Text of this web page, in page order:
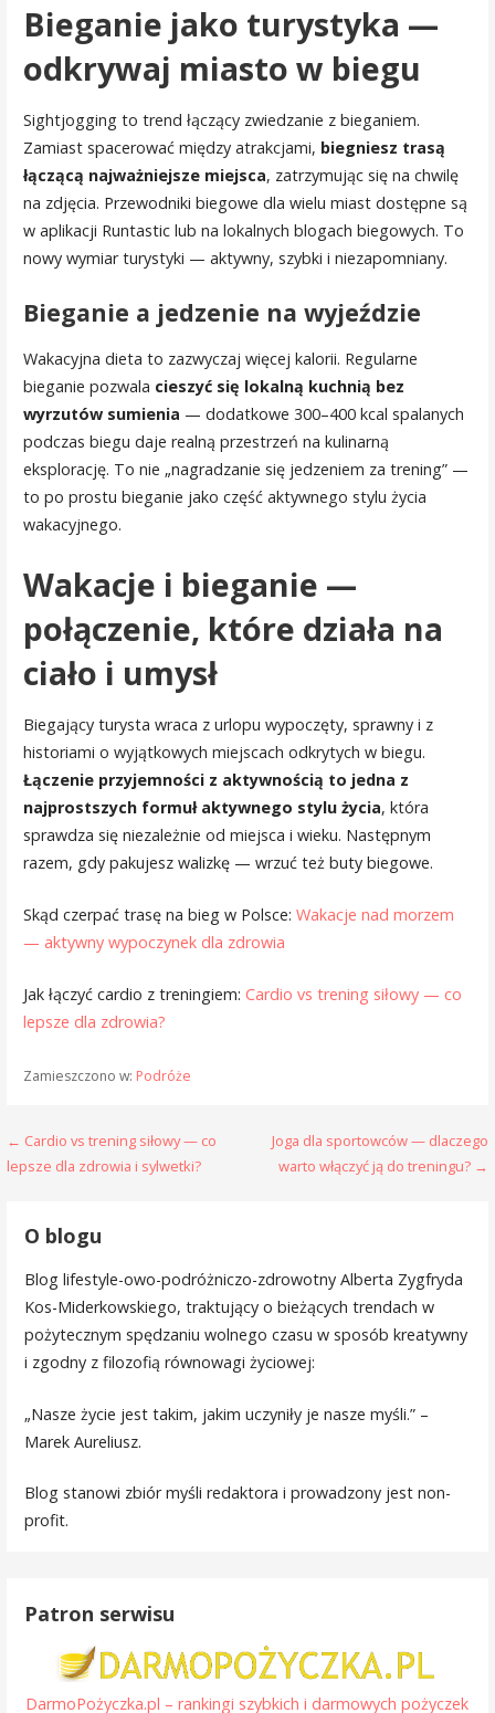
Bieganie jako turystyka —
odkrywaj miasto w biegu
Sightjogging to trend łączący zwiedzanie z bieganiem.
Zamiast spacerować między atrakcjami, biegniesz trasą
łączącą najważniejsze miejsca, zatrzymując się na chwilę
na zdjęcia. Przewodniki biegowe dla wielu miast dostępne są
w aplikacji Runtastic lub na lokalnych blogach biegowych. To
nowy wymiar turystyki — aktywny, szybki i niezapomniany.
Bieganie a jedzenie na wyjeździe
Wakacyjna dieta to zazwyczaj więcej kalorii. Regularne
bieganie pozwala cieszyć się lokalną kuchnią bez
wyrzutów sumienia — dodatkowe 300–400 kcal spalanych
podczas biegu daje realną przestrzeń na kulinarną
eksplorację. To nie „nagradzanie się jedzeniem za trening” —
to po prostu bieganie jako część aktywnego stylu życia
wakacyjnego.
Wakacje i bieganie —
połączenie, które działa na
ciało i umysł
Biegający turysta wraca z urlopu wypoczęty, sprawny i z
historiami o wyjątkowych miejscach odkrytych w biegu.
Łączenie przyjemności z aktywnością to jedna z
najprostszych formuł aktywnego stylu życia, która
sprawdza się niezależnie od miejsca i wieku. Następnym
razem, gdy pakujesz walizkę — wrzuć też buty biegowe.
Skąd czerpać trasę na bieg w Polsce: Wakacje nad morzem
— aktywny wypoczynek dla zdrowia
Jak łączyć cardio z treningiem: Cardio vs trening siłowy — co
lepsze dla zdrowia?
Zamieszczono w: Podróże
Nawigacja
wpisu
← Cardio vs trening siłowy — co
lepsze dla zdrowia i sylwetki?
Joga dla sportowców — dlaczego
warto włączyć ją do treningu? →
O blogu
Blog lifestyle-owo-podróżniczo-zdrowotny Alberta Zygfryda
Kos-Miderkowskiego, traktujący o bieżących trendach w
pożytecznym spędzaniu wolnego czasu w sposób kreatywny
i zgodny z filozofią równowagi życiowej:
„Nasze życie jest takim, jakim uczyniły je nasze myśli.” –
Marek Aureliusz.
Blog stanowi zbiór myśli redaktora i prowadzony jest non-
profit.
Patron serwisu
DarmoPożyczka.pl – rankingi szybkich i darmowych pożyczek